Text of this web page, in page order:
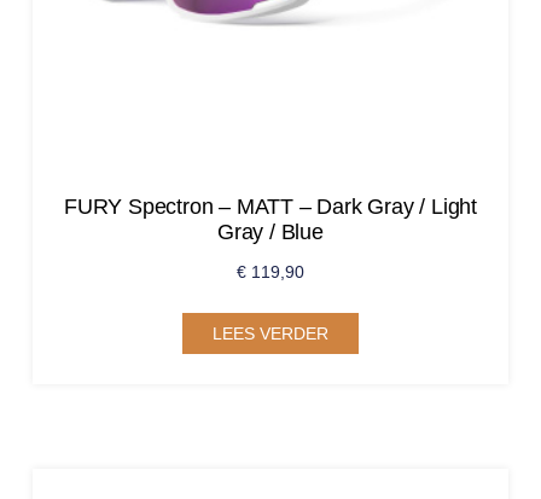
FURY Spectron – MATT – Dark Gray / Light
Gray / Blue
€ 119,90
LEES VERDER